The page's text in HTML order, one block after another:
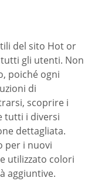
del sito Hot or
gli utenti. Non
poiché ogni
di
scoprire i
tutti i diversi
dettagliata.
per i nuovi
utilizzato colori
aggiuntive.